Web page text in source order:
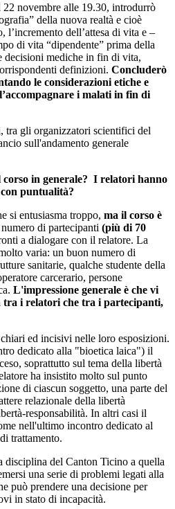
novembre alle 19.30, introdurrò
della nuova realtà e cioè
l’incremento dell’attesa di vita e –
di vita “dipendente” prima della
decisioni mediche in fin di vita,
definizioni. Concluderò
le considerazioni etiche e
i malati in fin di
tra gli organizzatori scientifici del
sull'andamento generale
corso in generale? I relatori hanno
puntualità?
si entusiasma troppo, ma il corso è
di partecipanti (più di 70
a dialogare con il relatore. La
varia: un buon numero di
sanitarie, qualche studente della
carcerario, persone
L'impressione generale è che vi
tra i relatori che tra i partecipanti,
ed incisivi nelle loro esposizioni.
dedicato alla "bioetica laica") il
soprattutto sul tema della libertà
ha insistito molto sul punto
di ciascun soggetto, una parte del
relazionale della libertà
responsabilità. In altri casi il
nell'ultimo incontro dedicato al
trattamento.
disciplina del Canton Ticino a quella
una serie di problemi legati alla
può prendere una decisione per
in stato di incapacità.